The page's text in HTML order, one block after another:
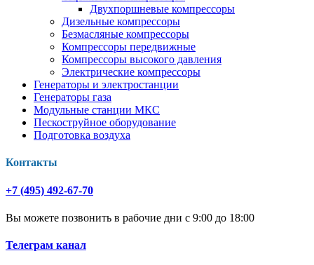
Двухпоршневые компрессоры
Дизельные компрессоры
Безмасляные компрессоры
Компрессоры передвижные
Компрессоры высокого давления
Электрические компрессоры
Генераторы и электростанции
Генераторы газа
Модульные станции МКС
Пескоструйное оборудование
Подготовка воздуха
Контакты
+7 (495) 492-67-70
Вы можете позвонить в рабочие дни с 9:00 до 18:00
Телеграм канал